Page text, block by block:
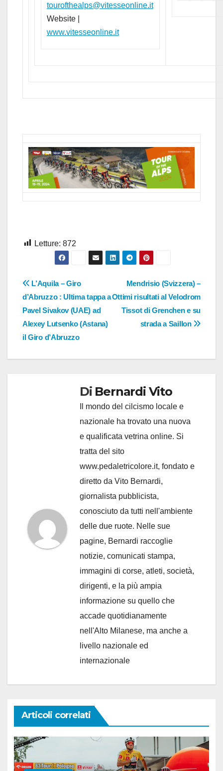
tourofthealps@vitesseonline.it
Website |
www.vitesseonline.it
Letture: 872
Navigazione
articoli
Mendrisio (Svizzera) –
Ottimi risultati al Velodrom
Tissot di Grenchen e su
strada a Saillon
L’Aquila – Giro
d’Abruzzo : Ultima tappa a
Pavel Sivakov (UAE) ad
Alexey Lutsenko (Astana)
il Giro d’Abruzzo
Di Bernardi Vito
Il mondo del cilcismo locale e
nazionale ha trovato una nuova
e qualificata vetrina online. Si
tratta del sito
www.pedaletricolore.it, fondato e
diretto da Vito Bernardi,
giornalista pubblicista,
conosciuto da tutti nell'ambiente
delle due ruote. Nelle sue
pagine, Bernardi raccoglie
notizie, comunicati stampa,
immagini di corse, atleti, società,
dirigenti, e la più ampia
informazione su quello che
accade quotidianamente
nell'Alto Milanese, ma anche a
livello nazionale ed
internazionale
Articoli correlati